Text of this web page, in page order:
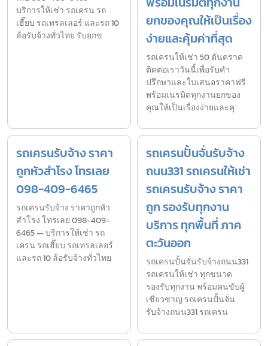
บริการให้เช่า รถเครน รถ
เฮี๊ยบ รถเทรลเลอร์ และรถ 10
ล้อรับจ้างทั่วไทย รับยกข
ยกของคุณให้เป็นเรื่อง
ง่ายและคุ้มค่าที่สุด
รถเครนให้เช่า 50 ตันตราด
ติดต่อเราวันนี้เพื่อรับคำ
ปรึกษาและใบเสนอราคาฟรี
พร้อมเนรมิตทุกงานยกของ
คุณให้เป็นเรื่องง่ายและคุ
รถเครนรับจ้าง ราคา
ถูกหัวสำโรง โทรเลย
098-409-6465
รถเครนรับจ้าง ราคาถูกหัว
สำโรง โทรเลย 098-409-
6465 — บริการให้เช่า รถ
เครน รถเฮี๊ยบ รถเทรลเลอร์
และรถ 10 ล้อรับจ้างทั่วไทย
รถเครนปั้นจั่นรับจ้าง
ถนน331 รถเครนให้เช่า
รถเครนรับจ้าง ราคา
ถูก รองรับทุกงาน
บริการ ทุกพื้นที่ ภาค
ตะวันออก
รถเครนปั้นจั่นรับจ้างถนน331
รถเครนให้เช่า ทุกขนาด
รองรับทุกงาน พร้อมคนขับผู้
เชี่ยวชาญ รถเครนปั้นจั่น
รับจ้างถนน331 รถเครน